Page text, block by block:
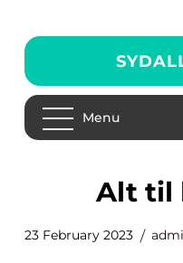
Menu
Alt
23 February 2023